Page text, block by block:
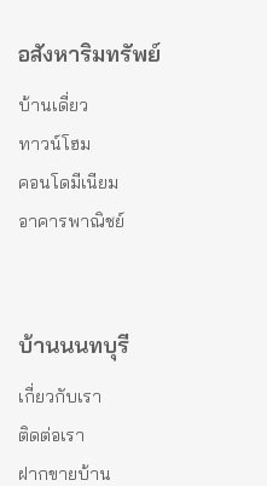
อสังหาริมทรัพย์
บ้านเดี่ยว
ทาวน์โฮม
คอนโดมีเนียม
อาคารพาณิชย์
บ้านนนทบุรี
เกี่ยวกับเรา
ติดต่อเรา
ฝากขายบ้าน